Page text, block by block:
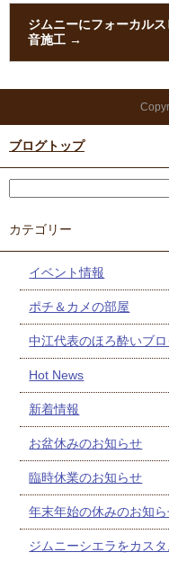
ジムニーにフォーカル
音施工 →
ブログトップ
カテゴリー
イベント情報
ポチ＆カメの部屋
中江代表のほろ酔いブ
Hot News
新着情報
お盆休みのお知らせ
臨時休業のお知らせ
年末年始の休みのお知
ジムニーシエラをカスタ